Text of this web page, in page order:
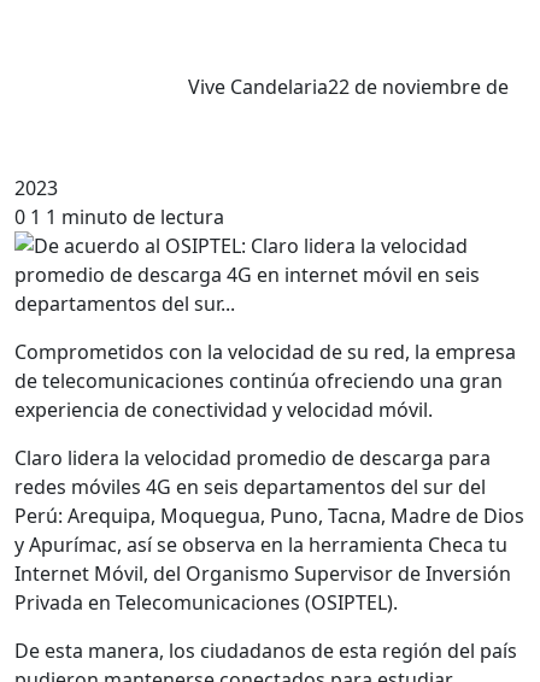
Vive Candelaria22 de noviembre de
2023
0 1 1 minuto de lectura
Comprometidos con la velocidad de su red, la empresa
de telecomunicaciones continúa ofreciendo una gran
experiencia de conectividad y velocidad móvil.
Claro lidera la velocidad promedio de descarga para
redes móviles 4G en seis departamentos del sur del
Perú: Arequipa, Moquegua, Puno, Tacna, Madre de Dios
y Apurímac, así se observa en la herramienta Checa tu
Internet Móvil, del Organismo Supervisor de Inversión
Privada en Telecomunicaciones (OSIPTEL).
De esta manera, los ciudadanos de esta región del país